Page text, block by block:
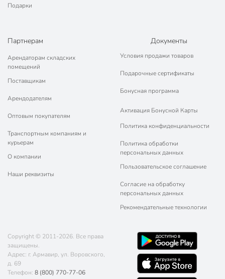
Подарки
Партнерам
Арендаторам складских
помещений
Поставщикам
Арендодателям
Оптовым покупателям
Транспортным компаниям и
курьерам
О компании
Наши реквизиты
Документы
Условия продажи товаров
Подарочные сертификаты
Бонусная программа
Активация Бонусной Карты
Политика конфиденциальности
Политика обработки
персональных данных
Пользовательское соглашение
Согласие на обработку
персональных данных
Рекомендательные технологии
Copyright © 2011-2026. Все права
защищены.
Адрес: г. Армавир, ул. Воровского,
д. 69
Телефон: 8 (800) 770-77-06